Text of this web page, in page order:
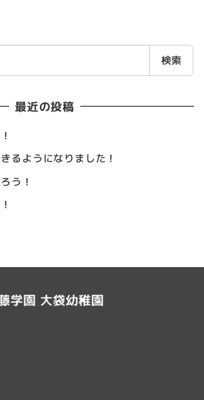
検索
最近の投稿
るようになりました！
う！